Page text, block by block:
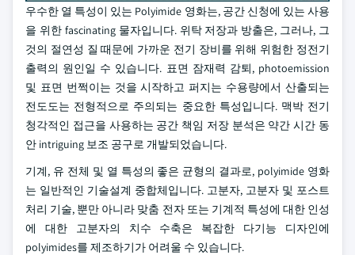
우수한 열 특성이 있는 Polyimide 영화는, 공간 신청에 있는 사용
을 위한 fascinating 물자입니다. 위탁 저장과 방출은, 그러나, 그
것의 절연성 질 때문에 가까운 전기 장비를 위해 위험한 정전기
출력의 원인일 수 있습니다. 표면 잠재력 감퇴, photoemission
및 표면 번쩍이는 것을 시작하고 퍼지는 수용량에서 산출되는
전도도는 전형적으로 주의되는 중요한 특성입니다. 맥박 전기
청각적인 접근을 사용하는 공간 책임 저장 분석은 약간 시간 동
안 intriguing 보조 공구로 개발되었습니다.
기계, 유 전체 및 열 특성의 좋은 균형의 결과로, polyimide 영화
는 일반적인 기술설계 중합체입니다. 고분자, 고분자 및 포스트
처리 기술, 뿐만 아니라 맞춤 전자 또는 기계적 특성에 대한 인성
에 대한 고분자의 치수 수축은 복잡한 다기능 디자인에
polyimides를 제조하기가 어려울 수 있습니다.